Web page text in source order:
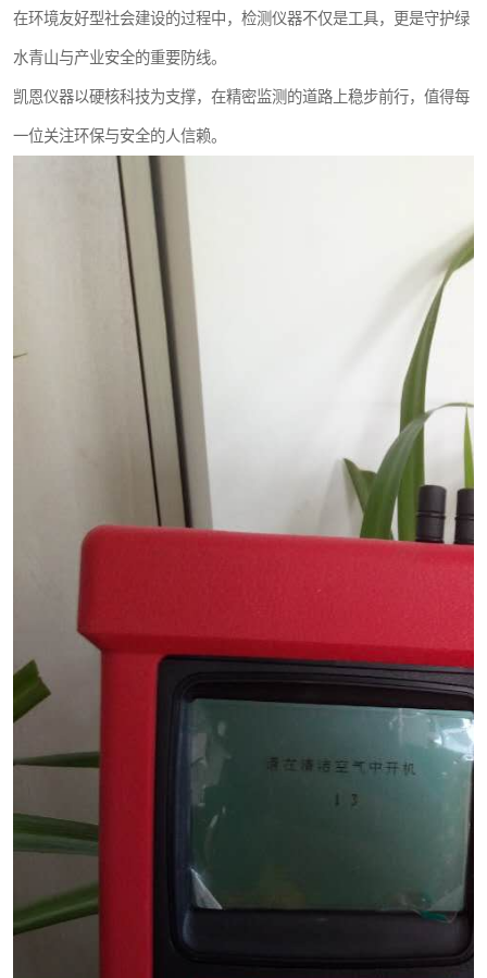
在环境友好型社会建设的过程中，检测仪器不仅是工具，更是守护绿
水青山与产业安全的重要防线。
凯恩仪器以硬核科技为支撑，在精密监测的道路上稳步前行，值得每
一位关注环保与安全的人信赖。